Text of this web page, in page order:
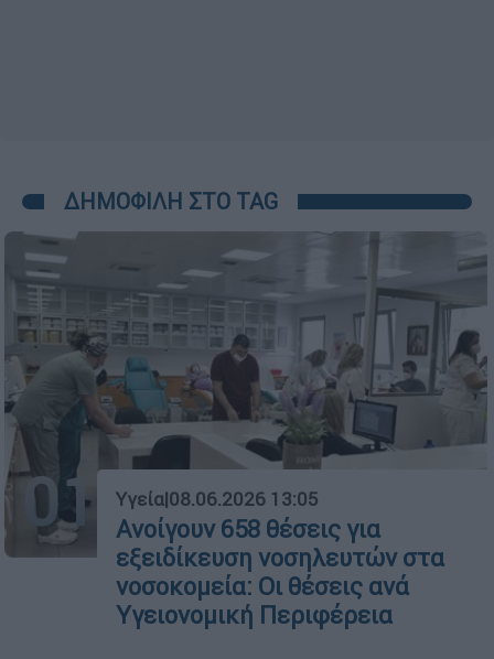
ΔΗΜΟΦΙΛΗ ΣΤΟ TAG
01 Υγεία|08.06.2026 13:05
Ανοίγουν 658 θέσεις για
εξειδίκευση νοσηλευτών στα
νοσοκομεία: Οι θέσεις ανά
Υγειονομική Περιφέρεια